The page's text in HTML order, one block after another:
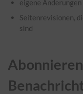
eigene Änderungen
Seitenrevisionen,
sind